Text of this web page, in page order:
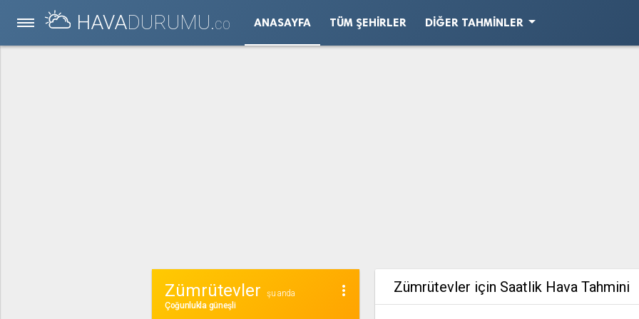
HAVADURUMU.CO ANASAYFA TÜM ŞEHIRLER DIĞER TAHMINLERarrow_drop_down
more_vert
Zümrütevler
şu anda
Çoğunlukla güneşli
Zümrütevler için Saatlik Hava Tahmini